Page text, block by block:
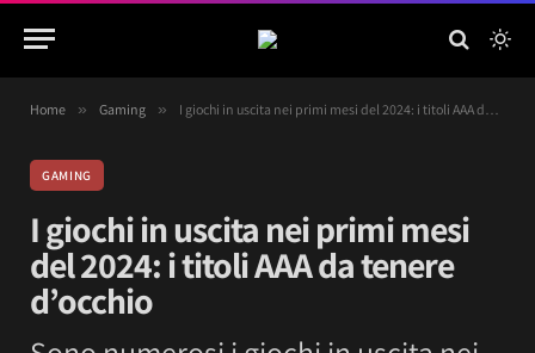
Home » Gaming » I giochi in uscita nei primi mesi del 2024: i titoli AAA da tenere d’occhio
GAMING
I giochi in uscita nei primi mesi
del 2024: i titoli AAA da tenere
d’occhio